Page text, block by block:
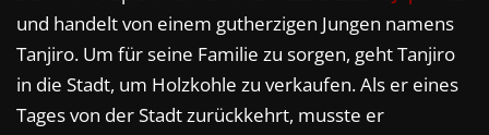
und handelt von einem gutherzigen Jungen namens
Tanjiro. Um für seine Familie zu sorgen, geht Tanjiro
in die Stadt, um Holzkohle zu verkaufen. Als er eines
Tages von der Stadt zurückkehrt, musste er